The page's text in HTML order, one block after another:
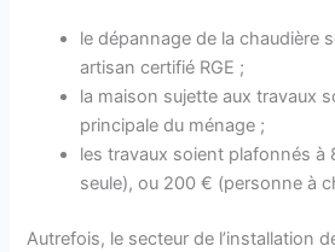
le dépannage de la chaudière
artisan certifié RGE ;
la maison sujette aux travaux
principale du ménage ;
les travaux soient plafonnés à
seule), ou 200 € (personne à
Autrefois, le secteur de l’installation